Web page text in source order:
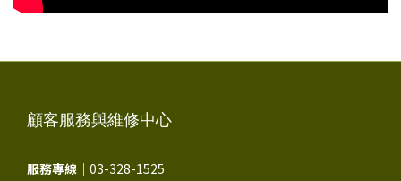
顧客服務與維修中心
服務專線｜ 03-328-1525